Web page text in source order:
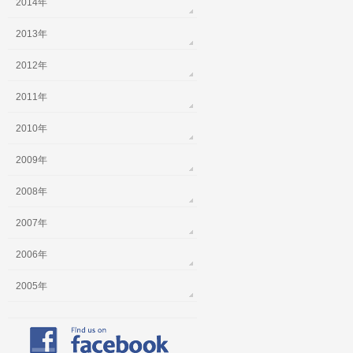
2014年
2013年
2012年
2011年
2010年
2009年
2008年
2007年
2006年
2005年